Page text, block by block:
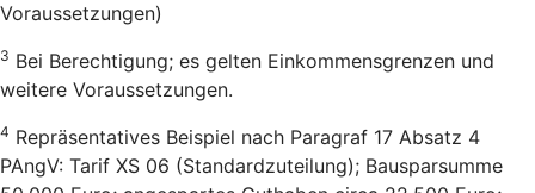
Voraussetzungen)
3 Bei Berechtigung; es gelten Einkommensgrenzen und
weitere Voraussetzungen.
4 Repräsentatives Beispiel nach Paragraf 17 Absatz 4
PAngV: Tarif XS 06 (Standardzuteilung); Bausparsumme